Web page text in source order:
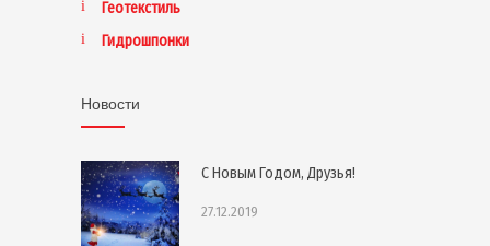
Геотекстиль
Гидрошпонки
Новости
С Новым Годом, Друзья!
27.12.2019